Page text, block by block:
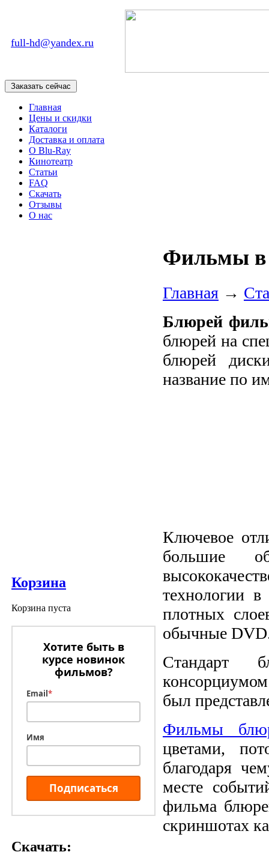
full-hd@yandex.ru
Главная
Цены и скидки
Каталоги
Доставка и оплата
О Blu-Ray
Кинотеатр
Статьи
FAQ
Скачать
Отзывы
О нас
Корзина
Корзина пуста
Хотите быть в
курсе новинок
фильмов?
Email*
Имя
Подписаться
Скачать:
Фильмы в
Главная →
Блюрей
блюрей на
блюрей
название по
Ключевое
большие
технологии
плотных
обычные
Стандарт
был
Фильмы
цветами,
благодаря
месте
фильма
скриншотах